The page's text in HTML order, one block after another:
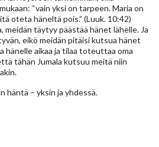
“vain yksi on tarpeen. Maria on
oteta häneltä pois.” (Luuk. 10:42)
meidän täytyy päästää hänet lähelle. Ja
eikö meidän pitäisi kutsua hänet
hänelle aikaa ja tilaa toteuttaa oma
tähän Jumala kutsuu meitä niin
häntä – yksin ja yhdessä.